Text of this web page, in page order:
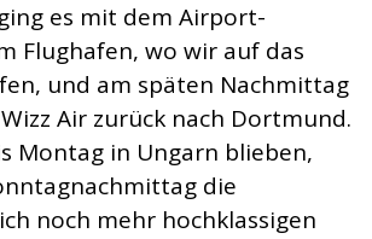
es mit dem Airport-
Flughafen, wo wir auf das
und am späten Nachmittag
Air zurück nach Dortmund.
Montag in Ungarn blieben,
die
noch mehr hochklassigen